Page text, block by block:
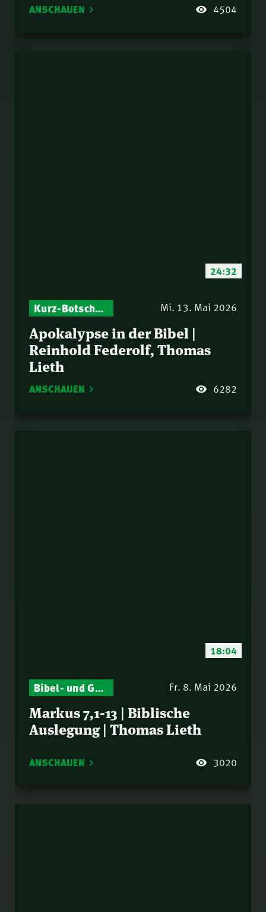
ANSCHAUEN 4504
24:32
Kurz-Botschaften – Biblische Impulse mit Zukunft im Blick Mi. 13. Mai 2026
Apokalypse in der Bibel |
Reinhold Federolf, Thomas
Lieth
ANSCHAUEN 6282
18:04
Bibel- und Gebetsstunde – Jeden Donnerstag neu: Vers-für-Vers-Auslegungen Fr. 8. Mai 2026
Markus 7,1-13 | Biblische
Auslegung | Thomas Lieth
ANSCHAUEN 3020